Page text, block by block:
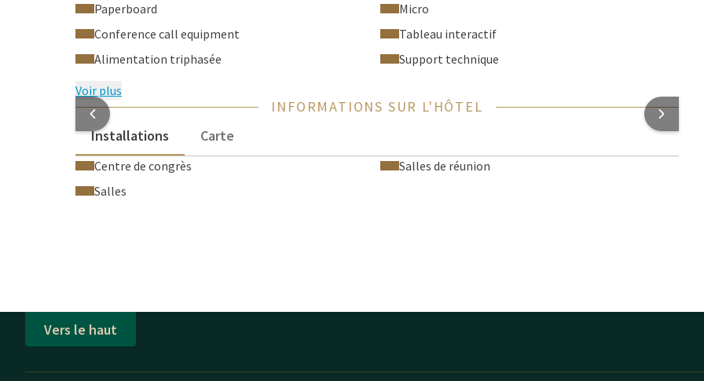
Paperboard
Micro
Conference call equipment
Tableau interactif
Alimentation triphasée
Support technique
Voir plus
INFORMATIONS SUR L'HÔTEL
Installations
Carte
Centre de congrès
Salles de réunion
Salles
Vers le haut